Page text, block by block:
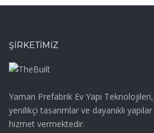
ŞIRKETIMIZ
Yaman Prefabrik Ev Yapı
yenilikçi tasarımlar ve dayanıklı
hizmet vermektedir.